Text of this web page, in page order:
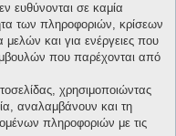
ευθύνονται σε καμία
των πληροφοριών, κρίσεων
και για ενέργειες που
που παρέχονται από
χρησιμοποιώντας
αναλαμβάνουν και τη
πληροφοριών με τις